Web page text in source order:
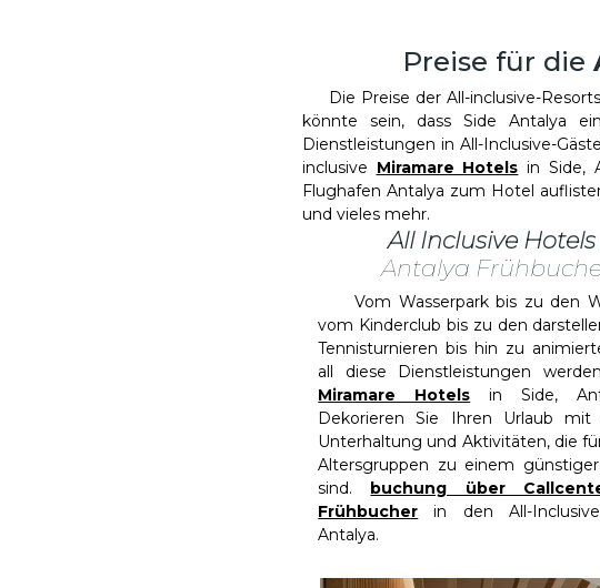
Preise für die
Die Preise der All-inclusive-
könnte sein, dass Side Antalya
Dienstleistungen in All-Inclusive-
inclusive Miramare Hotels in Side,
Flughafen Antalya zum Hotel
und vieles mehr.
All Inclusive
Antalya
Vom Wasserpark bis zu den
vom Kinderclub bis zu den
Tennisturnieren bis hin zu
all diese Dienstleistungen
Miramare Hotels in Side,
Dekorieren Sie Ihren Urlaub mit
Unterhaltung und Aktivitäten, die
Altersgruppen zu einem
sind.
buchung über
Frühbucher in den All-
Antalya.